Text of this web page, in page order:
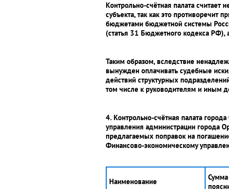
Контрольно-счётная палата
субъекта, так как это
бюджетами бюджетной системы
(статья 31 Бюджетного кодекса РФ),
Таким образом, вследствие
вынужден оплачивать судебные
действий структурных
том числе к руководителям и иным
4. Контрольно-счётная палата
управления администрации города
предлагаемых поправок на
Финансово-экономическому
Наименование
Сумма